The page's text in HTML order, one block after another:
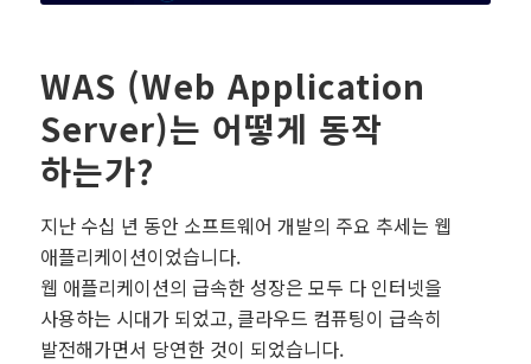
WAS (Web Application
Server)는 어떻게 동작
하는가?
지난 수십 년 동안 소프트웨어 개발의 주요 추세는 웹
애플리케이션이었습니다.
웹 애플리케이션의 급속한 성장은 모두 다 인터넷을
사용하는 시대가 되었고, 클라우드 컴퓨팅이 급속히
발전해가면서 당연한 것이 되었습니다.